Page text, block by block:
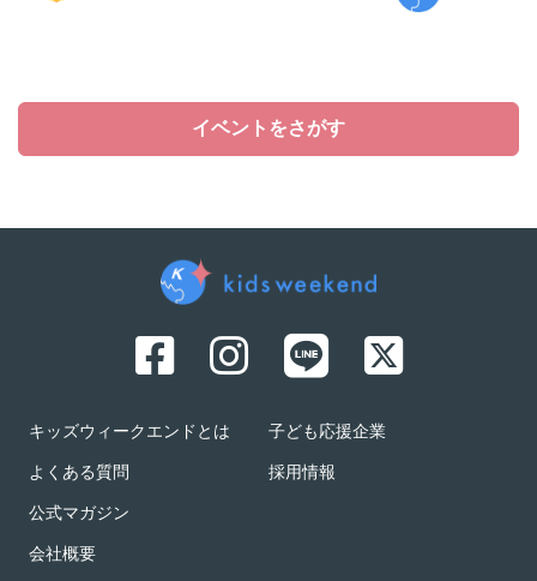
イベントをさがす
キッズウィークエンドとは
よくある質問
公式マガジン
会社概要
子ども応援企業
採用情報